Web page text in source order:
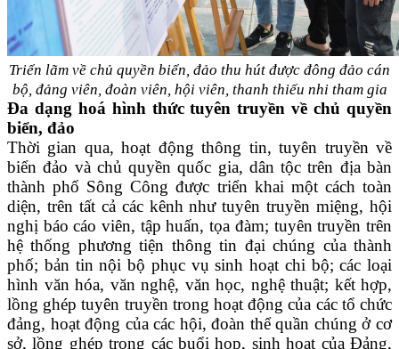
Triển lãm về chủ quyền biển, đảo thu hút được đông đảo cán
bộ, đảng viên, đoàn viên, hội viên, thanh thiếu nhi tham gia
Đa dạng hoá hình thức tuyên truyền về chủ quyền
biển, đảo
Thời gian qua, hoạt động thông tin, tuyên truyền về
biển đảo và chủ quyền quốc gia, dân tộc trên địa bàn
thành phố Sông Công được triển khai một cách toàn
diện, trên tất cả các kênh như tuyên truyền miệng, hội
nghị báo cáo viên, tập huấn, tọa đàm; tuyên truyền trên
hệ thống phương tiện thông tin đại chúng của thành
phố; bản tin nội bộ phục vụ sinh hoạt chi bộ; các loại
hình văn hóa, văn nghệ, văn học, nghệ thuật; kết hợp,
lồng ghép tuyên truyền trong hoạt động của các tổ chức
đảng, hoạt động của các hội, đoàn thể quần chúng ở cơ
sở,lồng ghép trong các buổi họp, sinh hoạt của Đảng,